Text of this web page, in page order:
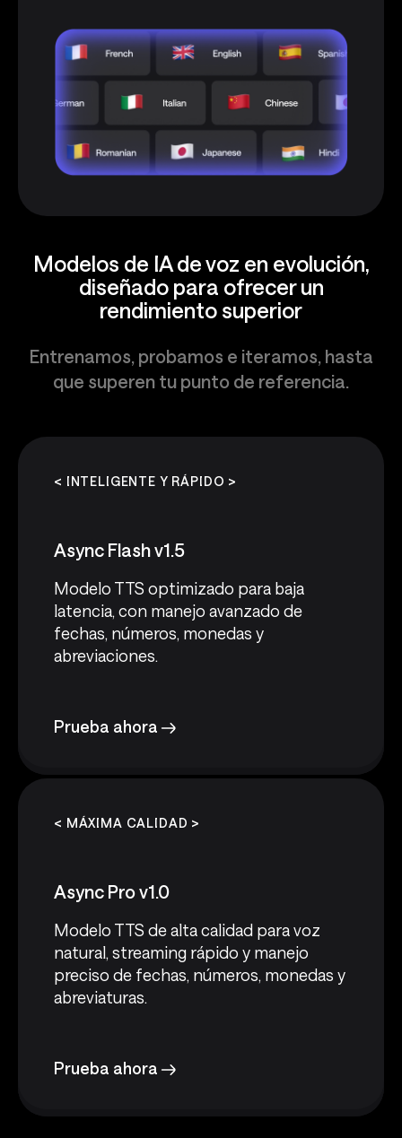
Modelos de IA de voz en evolución,
diseñado para ofrecer un
rendimiento superior
Entrenamos, probamos e iteramos, hasta
que superen tu punto de referencia.
< INTELIGENTE Y RÁPIDO >
Async Flash v1.5
Modelo TTS optimizado para baja
latencia, con manejo avanzado de
fechas, números, monedas y
abreviaciones.
Prueba ahora
< MÁXIMA CALIDAD >
Async Pro v1.0
Modelo TTS de alta calidad para voz
natural, streaming rápido y manejo
preciso de fechas, números, monedas y
abreviaturas.
Prueba ahora